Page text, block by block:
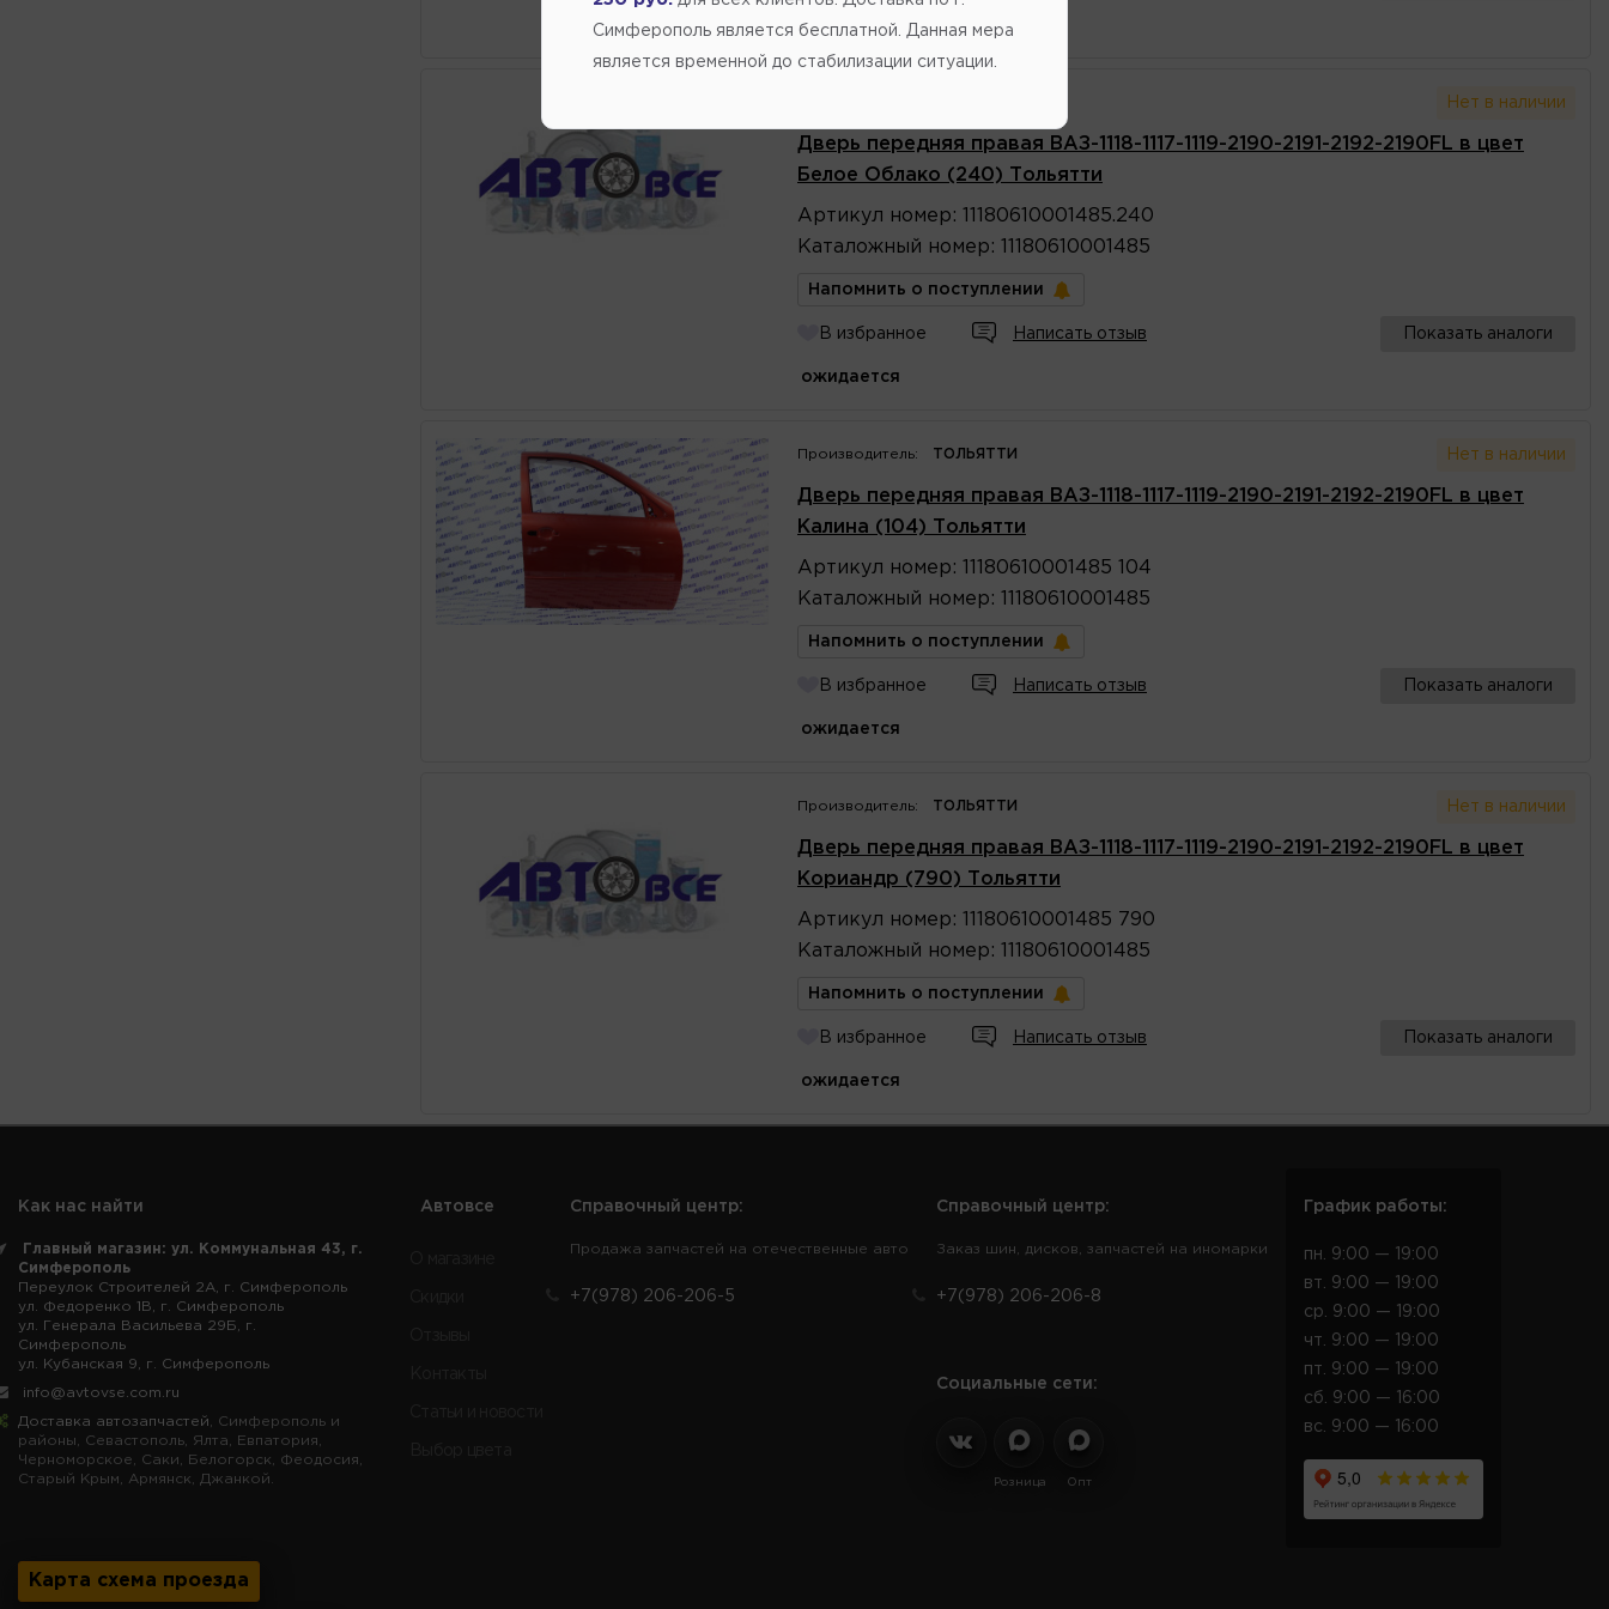
ожидается
Нет в наличии
Дверь передняя правая ВАЗ-1118-1117-1119-2190-2191-2192-2190FL в цвет
Белое Облако (240) Тольятти
Артикул номер : 11180610001485.240
Каталожный номер : 11180610001485
Напомнить о поступлении
В избранное Написать отзыв Показать аналоги
ожидается
Производитель: ТОЛЬЯТТИ Нет в наличии
Дверь передняя правая ВАЗ-1118-1117-1119-2190-2191-2192-2190FL в цвет
Калина (104) Тольятти
Артикул номер : 11180610001485 104
Каталожный номер : 11180610001485
Напомнить о поступлении
В избранное Написать отзыв Показать аналоги
ожидается
Производитель: ТОЛЬЯТТИ Нет в наличии
Дверь передняя правая ВАЗ-1118-1117-1119-2190-2191-2192-2190FL в цвет
Кориандр (790) Тольятти
Артикул номер : 11180610001485 790
Каталожный номер : 11180610001485
Напомнить о поступлении
В избранное Написать отзыв Показать аналоги
ожидается
Как нас найти
Главный магазин: ул. Коммунальная 43, г.
Симферополь
Переулок Строителей 2А, г. Симферополь
ул. Федоренко 1В, г. Симферополь
ул. Генерала Васильева 29Б, г.
Симферополь
ул. Кубанская 9, г. Симферополь
info@avtovse.com.ru
Доставка автозапчастей , Симферополь и
районы, Севастополь, Ялта, Евпатория,
Черноморское, Саки, Белогорск, Феодосия,
Старый Крым, Армянск, Джанкой.
Карта схема проезда
Автовсе Справочный центр:
Продажа запчастей на отечественные авто
+7(978) 206-206-5
Справочный центр:
Заказ шин, дисков, запчастей на иномарки
+7(978) 206-206-8
Социальные сети:
Розница Опт
График работы:
пн. 9:00 — 19:00
вт. 9:00 — 19:00
ср. 9:00 — 19:00
чт. 9:00 — 19:00
пт. 9:00 — 19:00
сб. 9:00 — 16:00
вс. 9:00 — 16:00
Симферополь является бесплатной. Данная мера
является временной до стабилизации ситуации.